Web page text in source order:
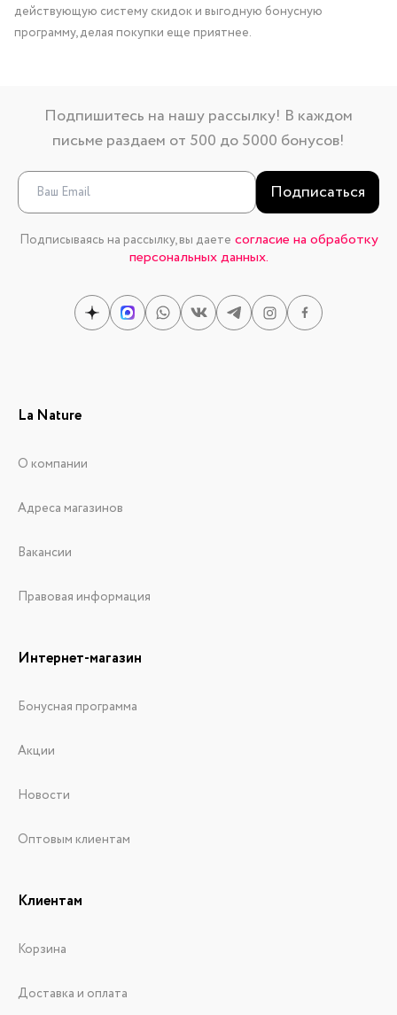
действующую систему скидок и выгодную бонусную
программу, делая покупки еще приятнее.
Подпишитесь на нашу рассылку! В каждом
письме раздаем от 500 до 5000 бонусов!
Подписаться
Подписываясь на рассылку, вы даете согласие на обработку
персональных данных.
La Nature
О компании
Адреса магазинов
Вакансии
Правовая информация
Интернет-магазин
Бонусная программа
Акции
Новости
Оптовым клиентам
Клиентам
Корзина
Доставка и оплата